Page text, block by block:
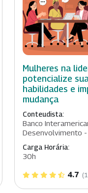
Mulheres na
potencialize
habilidades e
mudança
Conteudista:
Banco
Desenvolvimento -
Carga Horária:
30h
4.7